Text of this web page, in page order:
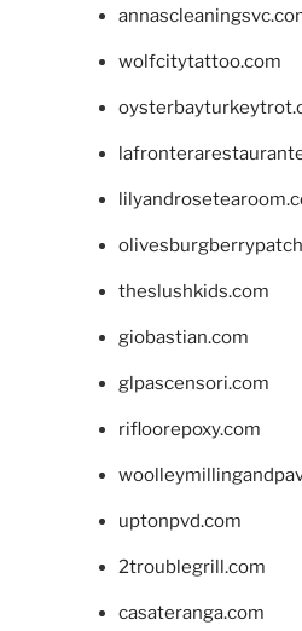
wolfcitytattoo.com
theslushkids.com
giobastian.com
glpascensori.com
rifloorepoxy.com
uptonpvd.com
2troublegrill.com
casateranga.com